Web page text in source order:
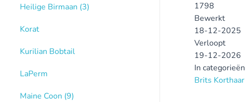
1798
Bewerkt
18-12-2025
Verloopt
19-12-2026
In categorieën
Brits Korthaar
Heilige Birmaan (3)
Korat
Kurilian Bobtail
LaPerm
Maine Coon (9)